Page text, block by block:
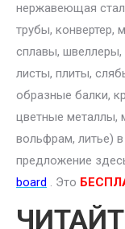
нержавеющая
трубы, конвертер,
сплавы, швеллеры,
листы, плиты,
образные балки,
цветные металлы,
вольфрам, литье)
предложение
board . Это